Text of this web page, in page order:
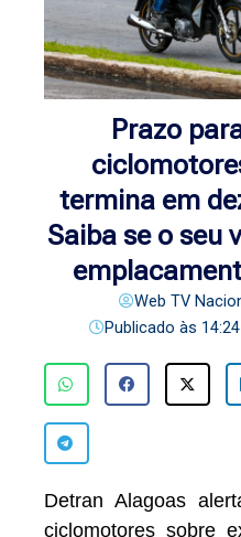
Prazo
termina em
Saiba se o seu
Web TV
Publicado às 14:24
Detran Alagoas
ciclomotores sobre